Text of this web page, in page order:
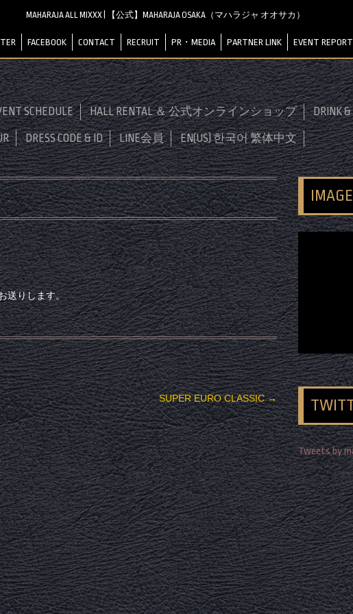
MAHARAJA ALL MIXXX | 【公式】MAHARAJA OSAKA（マハラジャ オオサカ）
FACEBOOK CONTACT RECRUIT PR・MEDIA PARTNER LINK EVENT REPORT
SCHEDULE HALL RENTAL ＆ 公式オンラインショップ DRINK &
DRESS CODE & ID LINE会員 EN(US) 한국어 繁体中文
送りします。
SUPER EURO CLASSIC→
IMAGE
Tweets by